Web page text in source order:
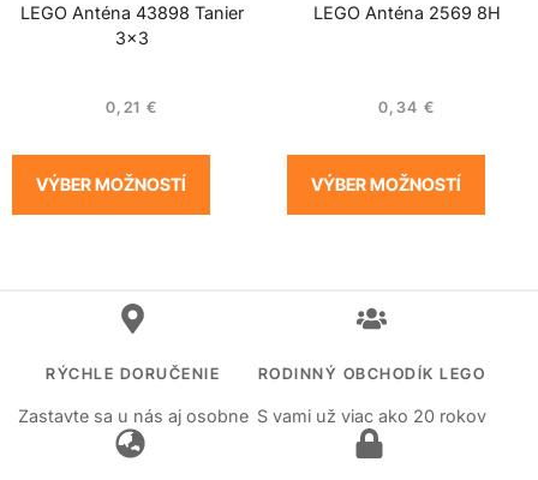
LEGO Anténa 43898 Tanier
3×3
0,21 €
VÝBER MOŽNOSTÍ
LEGO Anténa 2569 8H
0,34 €
VÝBER MOŽNOSTÍ
RÝCHLE DORUČENIE
Zastavte sa u nás aj osobne
RODINNÝ OBCHODÍK LEGO
S vami už viac ako 20 rokov